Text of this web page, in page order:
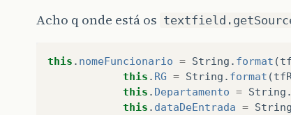
Acho q onde está os
this . nomeFuncionario = String . format (
this . RG = String . format (
this . Departamento = String .
this . dataDeEntrada = String